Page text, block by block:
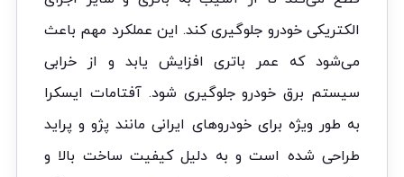
الکتریکی خودرو جلوگیری کند. این عملکرد مهم باعث
می‌شود که عمر باتری افزایش یابد و از خرابی
سیستم برق خودرو جلوگیری شود. آفتامات ایسکرا
به طور ویژه برای خودروهای ایرانی مانند پژو و پراید
طراحی شده است و به دلیل کیفیت ساخت بالا و